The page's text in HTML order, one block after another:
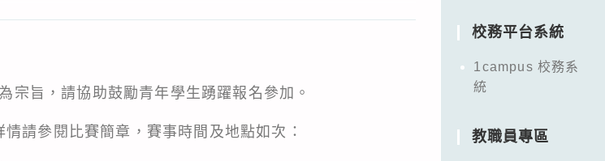
宗旨，請協助鼓勵青年學生踴躍報名參加。
請參閱比賽簡章，賽事時間及地點如次：
校務平台系統
1campus 校務系
統
教職員專區